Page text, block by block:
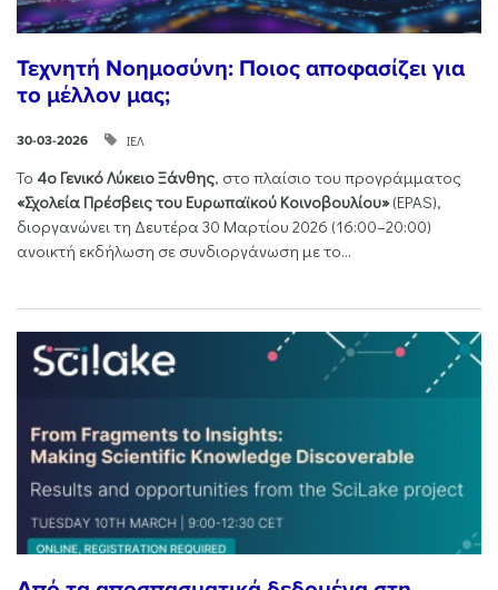
Τεχνητή Νοημοσύνη: Ποιος αποφασίζει για
το μέλλον μας;
30-03-2026 ΙΕΛ
Το 4ο Γενικό Λύκειο Ξάνθης, στο πλαίσιο του προγράμματος
«Σχολεία Πρέσβεις του Ευρωπαϊκού Κοινοβουλίου»(EPAS),
διοργανώνει τη Δευτέρα 30 Μαρτίου 2026 (16:00–20:00)
ανοικτή εκδήλωση σε συνδιοργάνωση με το...